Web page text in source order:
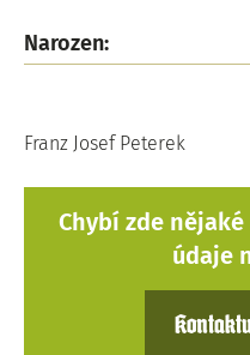
Narozen:
Franz Josef Peterek
Chybí zde
údaje